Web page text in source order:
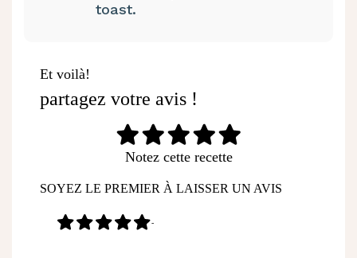
toast.
Et voilà!
partagez votre avis !
Notez cette recette
SOYEZ LE PREMIER À LAISSER UN AVIS
-